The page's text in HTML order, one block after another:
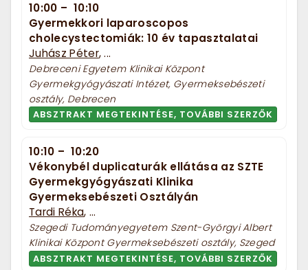
10:00 – 10:10
Gyermekkori laparoscopos
cholecystectomiák: 10 év tapasztalatai
Juhász Péter, ...
Debreceni Egyetem Klinikai Központ
Gyermekgyógyászati Intézet, Gyermeksebészeti
osztály, Debrecen
ABSZTRAKT MEGTEKINTÉSE, TOVÁBBI SZERZŐK
10:10 – 10:20
Vékonybél duplicaturák ellátása az SZTE
Gyermekgyógyászati Klinika
Gyermeksebészeti Osztályán
Tardi Réka, ...
Szegedi Tudományegyetem Szent-Györgyi Albert
Klinikai Központ Gyermeksebészeti osztály, Szeged
ABSZTRAKT MEGTEKINTÉSE, TOVÁBBI SZERZŐK